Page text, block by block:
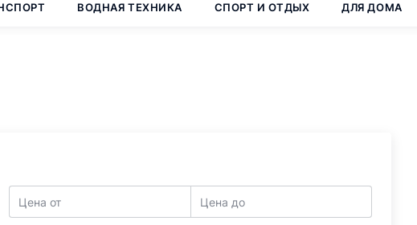
ВОДНАЯ ТЕХНИКА СПОРТ И ОТДЫХ ДЛЯ ДОМА
Цена от Цена до